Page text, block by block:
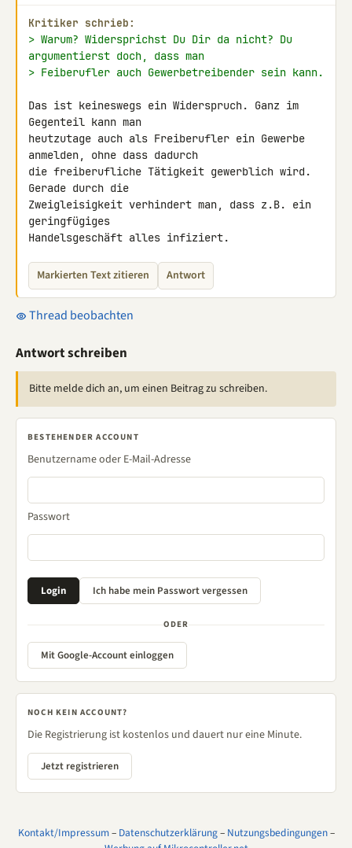
Kritiker schrieb:
> Warum? Widersprichst Du Dir da nicht? Du
argumentierst doch, dass man
> Feiberufler auch Gewerbetreibender sein kann.
Das ist keineswegs ein Widerspruch. Ganz im
Gegenteil kann man
heutzutage auch als Freiberufler ein Gewerbe
anmelden, ohne dass dadurch
die freiberufliche Tätigkeit gewerblich wird.
Gerade durch die
Zweigleisigkeit verhindert man, dass z.B. ein
geringfügiges
Handelsgeschäft alles infiziert.
Markierten Text zitieren Antwort
Thread beobachten
Antwort schreiben
Bitte melde dich an, um einen Beitrag zu schreiben.
BESTEHENDER ACCOUNT
Benutzername oder E-Mail-Adresse
Passwort
ODER
Mit Google-Account einloggen
NOCH KEIN ACCOUNT?
Die Registrierung ist kostenlos und dauert nur eine Minute.
Jetzt registrieren
Kontakt/Impressum– Datenschutzerklärung– Nutzungsbedingungen–